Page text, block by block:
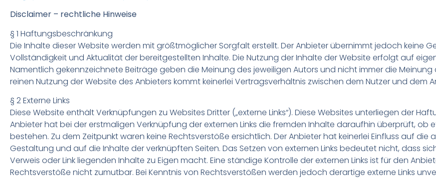
Disclaimer – rechtliche Hinweise
§ 1 Haftungsbeschränkung
Die Inhalte dieser Website werden mit größtmöglicher Sorgfalt erstellt. Der Anbieter übernimmt jedoch keine
Vollständigkeit und Aktualität der bereitgestellten Inhalte. Die Nutzung der Inhalte der Website erfolgt auf
Namentlich gekennzeichnete Beiträge geben die Meinung des jeweiligen Autors und nicht immer die Meinung
reinen Nutzung der Website des Anbieters kommt keinerlei Vertragsverhältnis zwischen dem Nutzer und dem
§ 2 Externe Links
Diese Website enthält Verknüpfungen zu Websites Dritter („externe Links“). Diese Websites unterliegen der
Anbieter hat bei der erstmaligen Verknüpfung der externen Links die fremden Inhalte daraufhin überprüft, ob
bestehen. Zu dem Zeitpunkt waren keine Rechtsverstöße ersichtlich. Der Anbieter hat keinerlei Einfluss auf die
Gestaltung und auf die Inhalte der verknüpften Seiten. Das Setzen von externen Links bedeutet nicht, dass
Verweis oder Link liegenden Inhalte zu Eigen macht. Eine ständige Kontrolle der externen Links ist für den
Rechtsverstöße nicht zumutbar. Bei Kenntnis von Rechtsverstößen werden jedoch derartige externe Links